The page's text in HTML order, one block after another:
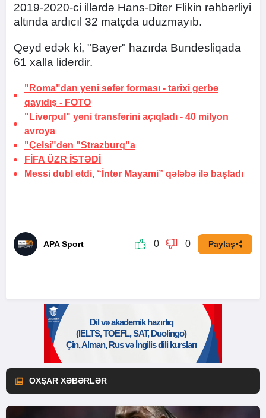
2019-2020-ci illərdə Hans-Diter Flikin rəhbərliyi
altında ardıcıl 32 matçda uduzmayıb.
Qeyd edək ki, "Bayer" hazırda Bundesliqada
61 xalla liderdir.
"Roma"dan yeni səfər forması - tarixi gerbə
qayıdış - FOTO
"Liverpul" yeni transferini açıqladı - 40 milyon
avroya
"Çelsi"dən "Strazburq"a
FİFA ÜZR İSTƏDİ
Messi dubl etdi, “İnter Mayami” qələbə ilə başladı
APA Sport 0 0 Paylaş
OXŞAR XƏBƏRLƏR